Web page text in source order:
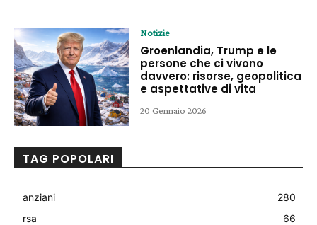
Notizie
Groenlandia, Trump e le
persone che ci vivono
davvero: risorse, geopolitica
e aspettative di vita
20 Gennaio 2026
TAG POPOLARI
anziani
280
rsa
66